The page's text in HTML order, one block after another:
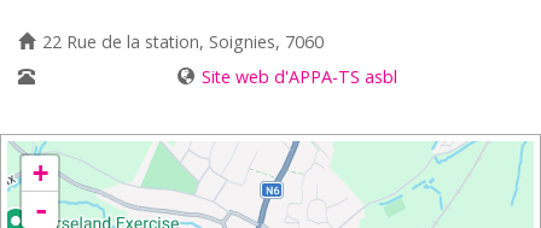
22 Rue de la station, Soignies, 7060
Site web d'APPA-TS asbl
+
-